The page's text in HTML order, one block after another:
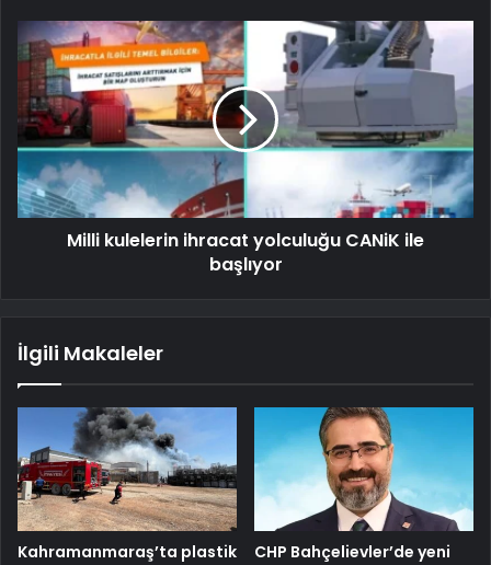
Milli kulelerin ihracat yolculuğu CANiK ile
başlıyor
İlgili Makaleler
Kahramanmaraş’ta plastik
CHP Bahçelievler’de yeni